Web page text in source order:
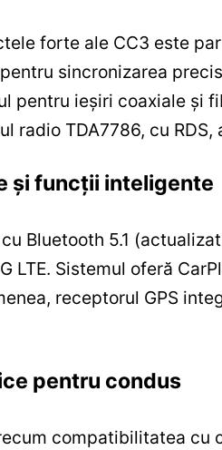
forte ale CC3 este
sincronizarea
pentru ieșiri coaxiale și
radio TDA7786, cu
și funcții inteligente
Bluetooth 5.1
LTE. Sistemul oferă
receptorul GPS
pentru condus
compatibilitatea cu